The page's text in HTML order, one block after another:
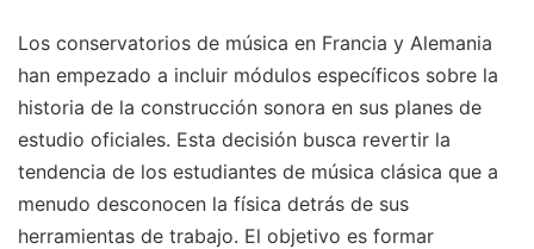
Los conservatorios de música en Francia y Alemania
han empezado a incluir módulos específicos sobre la
historia de la construcción sonora en sus planes de
estudio oficiales. Esta decisión busca revertir la
tendencia de los estudiantes de música clásica que a
menudo desconocen la física detrás de sus
herramientas de trabajo. El objetivo es formar